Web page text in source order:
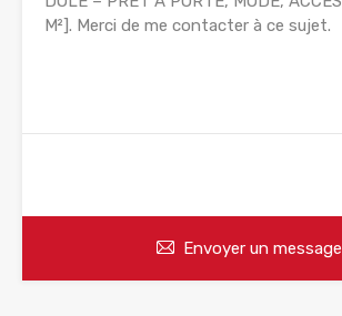
Envoyer un message